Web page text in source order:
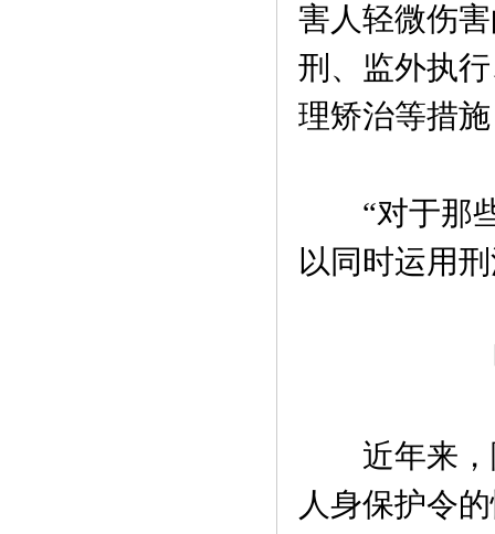
害人轻微伤
刑、监外执
理矫治等措
“对于那些
以同时运用
近年来，
人身保护令